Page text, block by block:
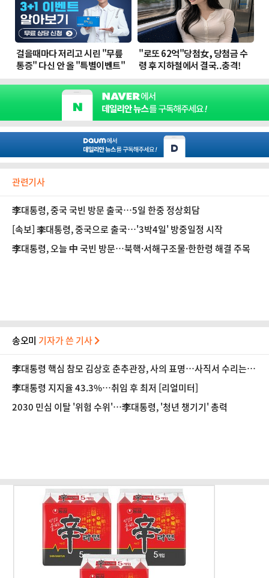
관련기사
李대통령, 중국 국빈 방문 출국…5일 한중 정상회담
[속보] 李대통령, 중국으로 출국…'3박4일' 방중일정 시작
李대통령, 오늘 中 국빈 방문…북핵·서해구조물·한한령 해결 주목
송오미 기자가 쓴 기사
李대통령 핵심 참모 김상호 춘추관장, 사의 표명…사직서 수리는 아
직
李대통령 지지율 43.3%…취임 후 최저 [리얼미터]
2030 민심 이탈 '위험 수위'…李대통령, '청년 챙기기' 총력